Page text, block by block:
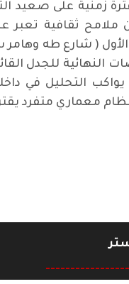
زمنية على صعيد
ملامح ثقافية
الأول ( شارع طه
النهائية للجدل
يواكب التحليل في
معماري متفرد